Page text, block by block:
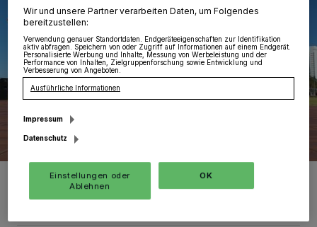
Jungen Menschen eine Stimme geben – das will der
Stadtjugendring mit einer U16-Kommunalwahl erreichen.
Foto: pixabay
Wir und unsere Partner verarbeiten Daten, um Folgendes
bereitzustellen:
Verwendung genauer Standortdaten. Endgeräteeigenschaften zur Identifikation
aktiv abfragen. Speichern von oder Zugriff auf Informationen auf einem Endgerät.
Personalisierte Werbung und Inhalte, Messung von Werbeleistung und der
Performance von Inhalten, Zielgruppenforschung sowie Entwicklung und
Verbesserung von Angeboten.
Ausführliche Informationen
Impressum
Datenschutz
Einstellungen oder
Ablehnen
OK